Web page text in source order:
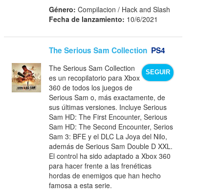
Género: Compilacion / Hack and Slash
Fecha de lanzamiento: 10/6/2021
The Serious Sam Collection PS4
SEGUIR
The Serious Sam Collection
es un recopilatorio para Xbox
360 de todos los juegos de
Serious Sam o, más exactamente, de
sus últimas versiones. Incluye Serious
Sam HD: The First Encounter, Serious
Sam HD: The Second Encounter, Serios
Sam 3: BFE y el DLC La Joya del Nilo,
además de Serious Sam Double D XXL.
El control ha sido adaptado a Xbox 360
para hacer frente a las frenéticas
hordas de enemigos que han hecho
famosa a esta serie.